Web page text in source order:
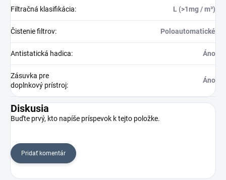
Filtračná klasifikácia: L (>1mg / m³)
Čistenie filtrov: Poloautomatické
Antistatická hadica: Áno
Zásuvka pre
doplnkový prístroj:
Áno
Diskusia
Buďte prvý, kto napíše príspevok k tejto položke.
Pridať komentár